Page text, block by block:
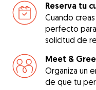
Reserva tu
Cuando
perfecto
solicitud de
Meet &
Organiza un
de que tu